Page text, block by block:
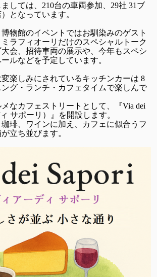
しては、210台の車両参加、29社 31ブ
となっています。
物館のイベントではお馴染みのゲスト
ラフィオーリだけのスペシャルトーク
会、招待車両の展示や、今年もスペシ
ルなどを予定しています。
楽しみにされているキッチンカーは 8
グ・ランチ・カフェタイムで楽しんで
なカフェストリートとして、『Via dei
サポーリ）』を開設します。
琲、ワインに加え、カフェに似合うフ
立ち並びます。